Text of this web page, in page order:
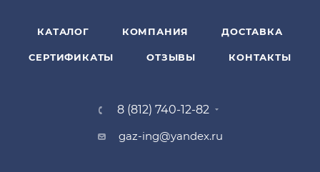
КАТАЛОГ КОМПАНИЯ ДОСТАВКА
СЕРТИФИКАТЫ ОТЗЫВЫ КОНТАКТЫ
8 (812) 740-12-82
gaz-ing@yandex.ru